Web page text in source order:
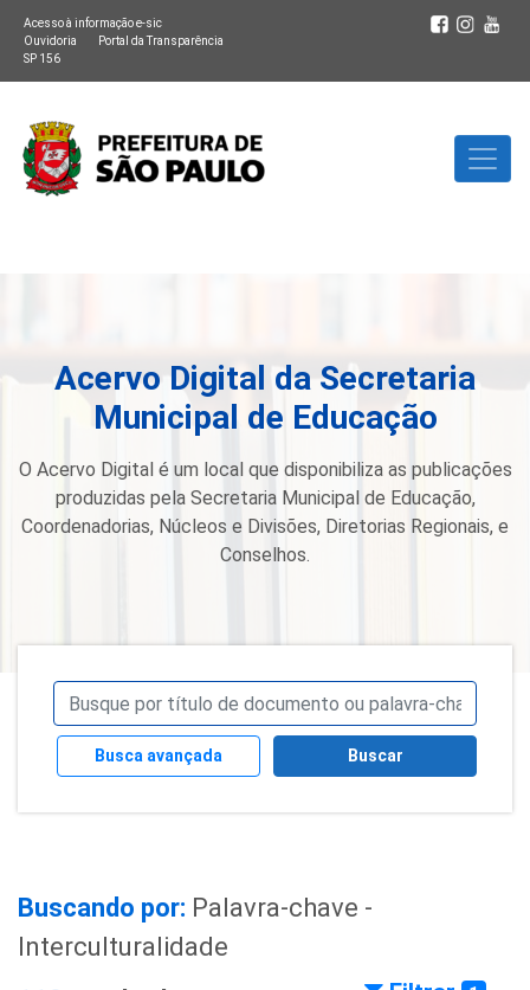
Acesso à informação e-sic
Ouvidoria
Portal da Transparência
SP 156
Acervo Digital da Secretaria
Municipal de Educação
O Acervo Digital é um local que disponibiliza as publicações
produzidas pela Secretaria Municipal de Educação,
Coordenadorias, Núcleos e Divisões, Diretorias Regionais, e
Conselhos.
Busca avançada Buscar
Buscando por: Palavra-chave -
Interculturalidade